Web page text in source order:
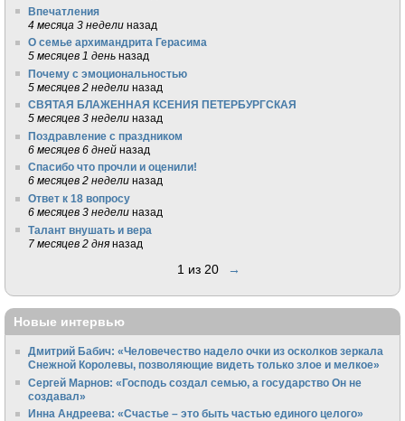
Впечатления
4 месяца 3 недели назад
О семье архимандрита Герасима
5 месяцев 1 день назад
Почему с эмоциональностью
5 месяцев 2 недели назад
СВЯТАЯ БЛАЖЕННАЯ КСЕНИЯ ПЕТЕРБУРГСКАЯ
5 месяцев 3 недели назад
Поздравление с праздником
6 месяцев 6 дней назад
Спасибо что прочли и оценили!
6 месяцев 2 недели назад
Ответ к 18 вопросу
6 месяцев 3 недели назад
Талант внушать и вера
7 месяцев 2 дня назад
1 из 20 →
Новые интервью
Дмитрий Бабич: «Человечество надело очки из осколков зеркала
Снежной Королевы, позволяющие видеть только злое и мелкое»
Сергей Марнов: «Господь создал семью, а государство Он не
создавал»
Инна Андреева: «Счастье – это быть частью единого целого»